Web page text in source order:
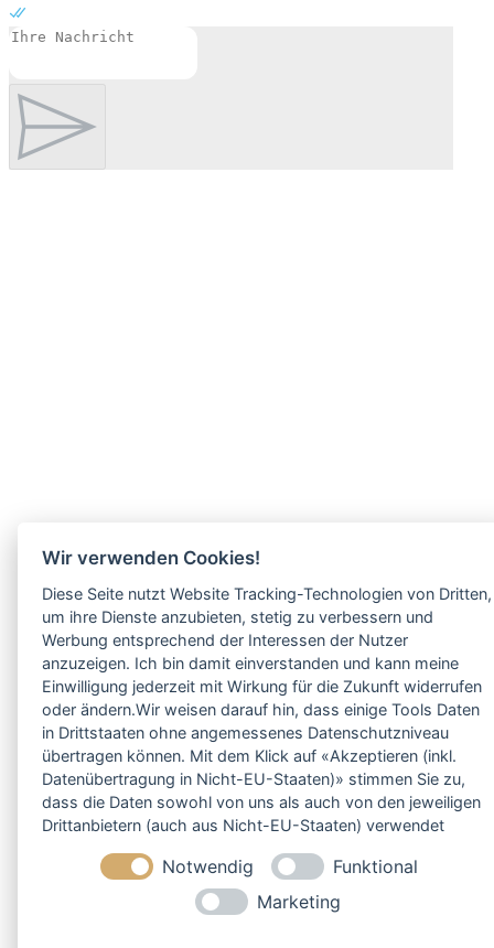
Wir verwenden Cookies!
Diese Seite nutzt Website Tracking-Technologien von Dritten,
um ihre Dienste anzubieten, stetig zu verbessern und
Werbung entsprechend der Interessen der Nutzer
anzuzeigen. Ich bin damit einverstanden und kann meine
Einwilligung jederzeit mit Wirkung für die Zukunft widerrufen
oder ändern.Wir weisen darauf hin, dass einige Tools Daten
in Drittstaaten ohne angemessenes Datenschutzniveau
übertragen können. Mit dem Klick auf «Akzeptieren (inkl.
Datenübertragung in Nicht-EU-Staaten)» stimmen Sie zu,
dass die Daten sowohl von uns als auch von den jeweiligen
Drittanbietern (auch aus Nicht-EU-Staaten) verwendet
selbstverständlich jederzeit ändern.
Notwendig
Funktional
Marketing